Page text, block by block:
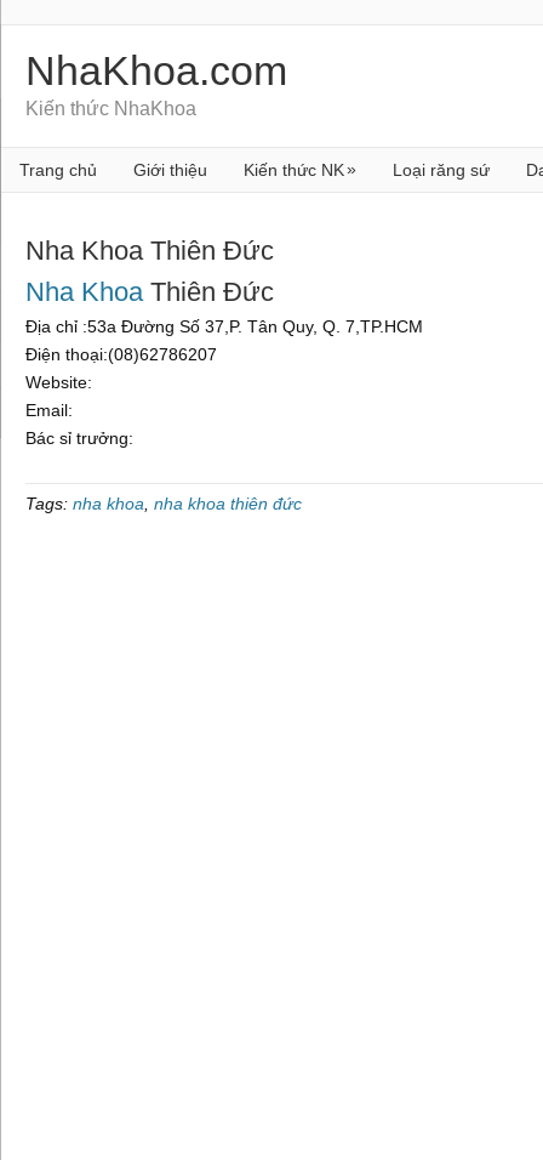
NhaKhoa.com
Kiến thức NhaKhoa
Trang chủ Giới thiệu Kiến thức NK» Loại răng sứ
Nha Khoa Thiên Đức
Nha KhoaThiên Đức
Địa chỉ :53a Đường Số 37,P. Tân Quy, Q. 7,TP.HCM
Điện thoại:(08)62786207
Website:
Email:
Bác sỉ trưởng:
Tags: nha khoa nha khoa thiên đức